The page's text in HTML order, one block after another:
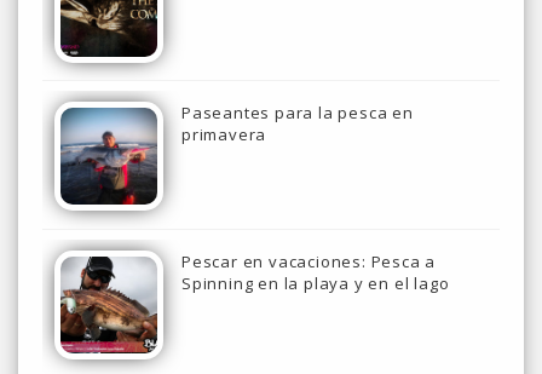
Paseantes para la pesca en
primavera
Pescar en vacaciones: Pesca a
Spinning en la playa y en el lago